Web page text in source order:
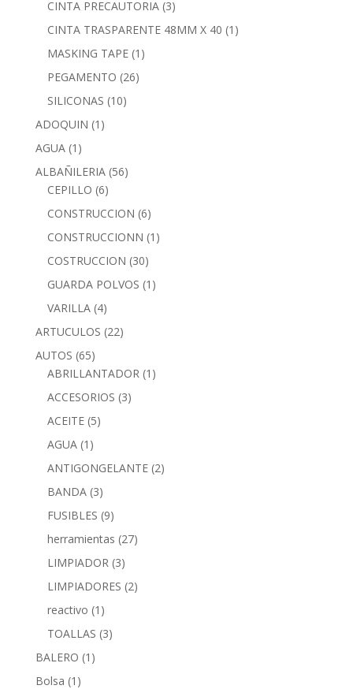
CINTA PRECAUTORIA (3)
CINTA TRASPARENTE 48MM X 40 (1)
MASKING TAPE (1)
PEGAMENTO (26)
SILICONAS (10)
ADOQUIN (1)
AGUA (1)
ALBAÑILERIA (56)
CEPILLO (6)
CONSTRUCCION (6)
CONSTRUCCIONN (1)
COSTRUCCION (30)
GUARDA POLVOS (1)
VARILLA (4)
ARTUCULOS (22)
AUTOS (65)
ABRILLANTADOR (1)
ACCESORIOS (3)
ACEITE (5)
AGUA (1)
ANTIGONGELANTE (2)
BANDA (3)
FUSIBLES (9)
herramientas (27)
LIMPIADOR (3)
LIMPIADORES (2)
reactivo (1)
TOALLAS (3)
BALERO (1)
Bolsa (1)